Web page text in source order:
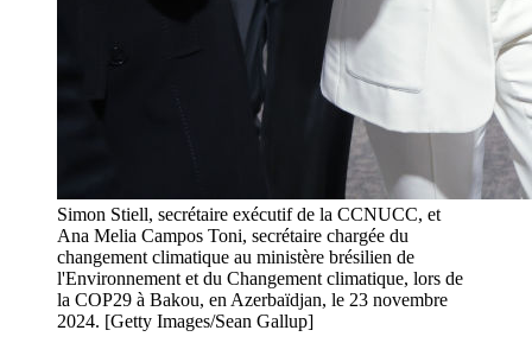
Simon Stiell, secrétaire exécutif de la CCNUCC, et
Ana Melia Campos Toni, secrétaire chargée du
changement climatique au ministère brésilien de
l'Environnement et du Changement climatique, lors de
la COP29 à Bakou, en Azerbaïdjan, le 23 novembre
2024. [Getty Images/Sean Gallup]